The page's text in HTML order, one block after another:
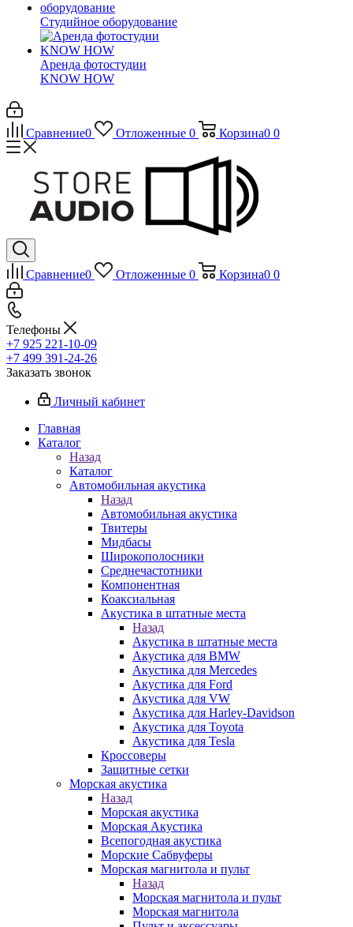
Студийное оборудование
Аренда фотостудии
KNOW HOW
Сравнение0 Отложенные 0 Корзина0 0
Сравнение0 Отложенные 0 Корзина0 0
Телефоны
+7 925 221-10-09
+7 499 391-24-26
Заказать звонок
Личный кабинет
Главная
Каталог
Назад
Каталог
Автомобильная акустика
Назад
Автомобильная акустика
Твитеры
Мидбасы
Широкополосники
Среднечастотники
Компонентная
Коаксиальная
Акустика в штатные места
Назад
Акустика в штатные места
Акустика для BMW
Акустика для Mercedes
Акустика для Ford
Акустика для VW
Акустика для Harley-Davidson
Акустика для Toyota
Акустика для Tesla
Кроссоверы
Защитные сетки
Морская акустика
Назад
Морская акустика
Морская Акустика
Всепогодная акустика
Морские Сабвуферы
Морская магнитола и пульт
Назад
Морская магнитола и пульт
Морская магнитола